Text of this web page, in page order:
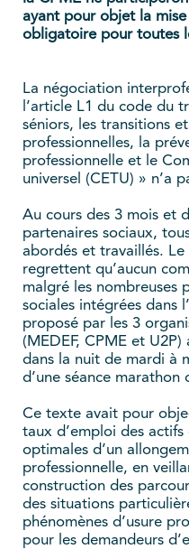
ayant pour objet la mise
obligatoire pour toutes
La négociation
l’article L1 du code du
séniors, les transitions
professionnelles, la
professionnelle et le
universel (CETU) » n’a
Au cours des 3 mois et
partenaires sociaux,
abordés et travaillés. Le
regrettent qu’aucun
malgré les nombreuses
sociales intégrées dans
proposé par les 3
(MEDEF, CPME et
dans la nuit de mardi à
d’une séance marathon
Ce texte avait pour
taux d’emploi des
optimales d’un
professionnelle, en
construction des
des situations
phénomènes d’usure
pour les demandeurs